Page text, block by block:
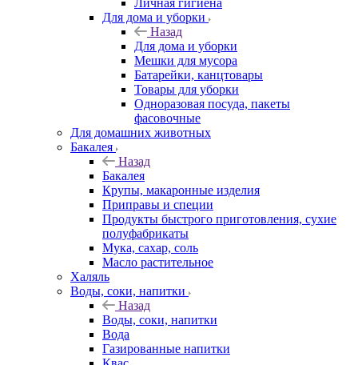
Личная гигиена
Для дома и уборки
Назад
Для дома и уборки
Мешки для мусора
Батарейки, канцтовары
Товары для уборки
Одноразовая посуда, пакеты
фасовочные
Для домашних животных
Бакалея
Назад
Бакалея
Крупы, макаронные изделия
Приправы и специи
Продукты быстрого приготовления, сухие
полуфабрикаты
Мука, сахар, соль
Масло растительное
Халяль
Воды, соки, напитки
Назад
Воды, соки, напитки
Вода
Газированные напитки